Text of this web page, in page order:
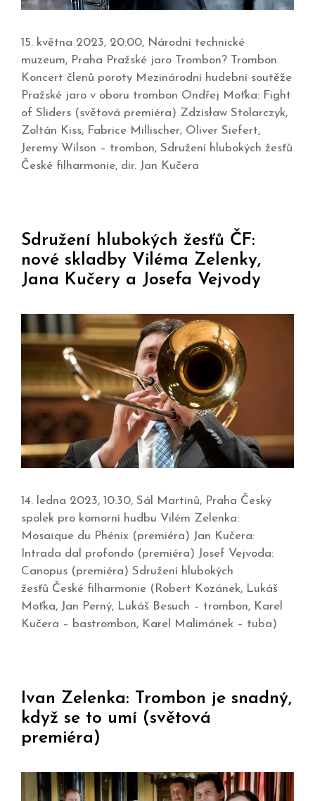
15. května 2023, 20:00, Národní technické
muzeum, Praha Pražské jaro Trombon? Trombon.
Koncert členů poroty Mezinárodní hudební soutěže
Pražské jaro v oboru trombon Ondřej Moťka: Fight
of Sliders (světová premiéra) Zdzisław Stolarczyk,
Zoltán Kiss, Fabrice Millischer, Oliver Siefert,
Jeremy Wilson – trombon, Sdružení hlubokých žesťů
České filharmonie, dir. Jan Kučera
Sdružení hlubokých žesťů ČF:
nové skladby Viléma Zelenky,
Jana Kučery a Josefa Vejvody
14. ledna 2023, 10:30, Sál Martinů, Praha Český
spolek pro komorní hudbu Vilém Zelenka:
Mosaïque du Phénix (premiéra) Jan Kučera:
Intrada dal profondo (premiéra) Josef Vejvoda:
Canopus (premiéra) Sdružení hlubokých
žesťů České filharmonie (Robert Kozánek, Lukáš
Moťka, Jan Perný, Lukáš Besuch – trombon, Karel
Kučera – bastrombon, Karel Malimánek – tuba)
Ivan Zelenka: Trombon je snadný,
když se to umí (světová
premiéra)